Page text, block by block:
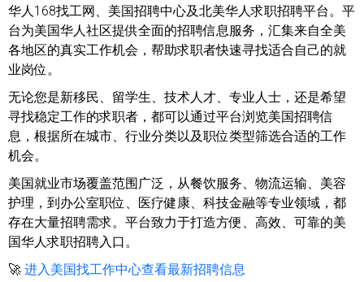
华人168找工网、美国招聘中心及北美华人求职招聘平台。平
台为美国华人社区提供全面的招聘信息服务，汇集来自全美
各地区的真实工作机会，帮助求职者快速寻找适合自己的就
业岗位。
无论您是新移民、留学生、技术人才、专业人士，还是希望
寻找稳定工作的求职者，都可以通过平台浏览美国招聘信
息，根据所在城市、行业分类以及职位类型筛选合适的工作
机会。
美国就业市场覆盖范围广泛，从餐饮服务、物流运输、美容
护理，到办公室职位、医疗健康、科技金融等专业领域，都
存在大量招聘需求。平台致力于打造方便、高效、可靠的美
国华人求职招聘入口。
🚀 进入美国找工作中心查看最新招聘信息